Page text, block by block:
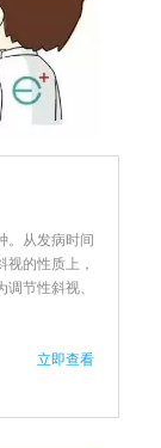
从发病时间
的性质上，
节性斜视、
立即查看